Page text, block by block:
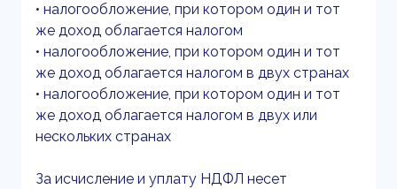
• налогообложение, при котором один и тот
же доход облагается налогом
• налогообложение, при котором один и тот
же доход облагается налогом в двух странах
• налогообложение, при котором один и тот
же доход облагается налогом в двух или
нескольких странах
За исчисление и уплату НДФЛ несет